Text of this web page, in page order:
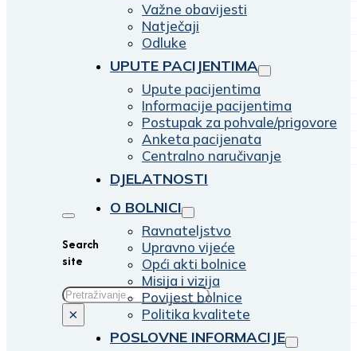
Search
site
Traži
×
Važne obavijesti
Natječaji
Odluke
UPUTE PACIJENTIMA
Upute pacijentima
Informacije pacijentima
Postupak za pohvale/prigovore
Anketa pacijenata
Centralno naručivanje
DJELATNOSTI
O BOLNICI
Ravnateljstvo
Upravno vijeće
Opći akti bolnice
Misija i vizija
Povijest bolnice
Politika kvalitete
POSLOVNE INFORMACIJE